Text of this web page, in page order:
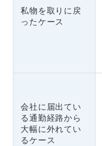
私物を取りに戻
ったケース
会社に届出てい
る通勤経路から
大幅に外れてい
るケース